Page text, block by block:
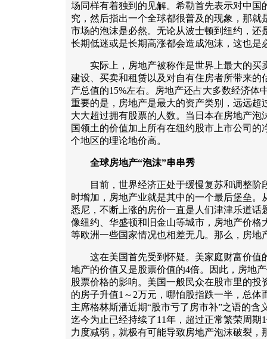
场同样有着独到的见解。希勒首先表示对中国
究，然后指出一个全球都很普及的现象，那就
市场的泡沫是必然。无论从波士顿到纽约，还
长期低迷或是长期高涨都会造成泡沫，这也是
实际上，房地产被称作是世界上最大的买
建设、买卖和租赁以及对自有住房者所带来的
产总值的15%左右。房地产还占大多数经济体
重要的是，房地产是最大的资产类别，远远超
大大超过拥有股票的人数。当日本在房地产泡
国领土的价值加上所有在纽约股市上市公司的
个地区的理论地价高。
全球房地产“泡沫”串串秀
目前，世界经济正处于缓慢复苏和调整阶
时增加，房地产业就是其中的一个最后堡垒。
悉尼，不断上涨的房价一直是人们津津乐道话
像纽约、华盛顿和旧金山等城市，房地产价格
等欧洲一些国家情况也相差无几。那么，房地
这在美国首先受到怀疑。美家庭财富价值
地产的价值又是股票价值的4倍。因此，房地
股票价格的影响。美国一般民众在股市里的投
的房子升值1～2万元，哪怕股指跌一半，总体
主席格林斯潘近期“股市亏了房市补”之语的含
迄今为止已经持续了11年，超过正常繁荣周期
力度减弱，就极有可能导致房地产泡沫破裂，